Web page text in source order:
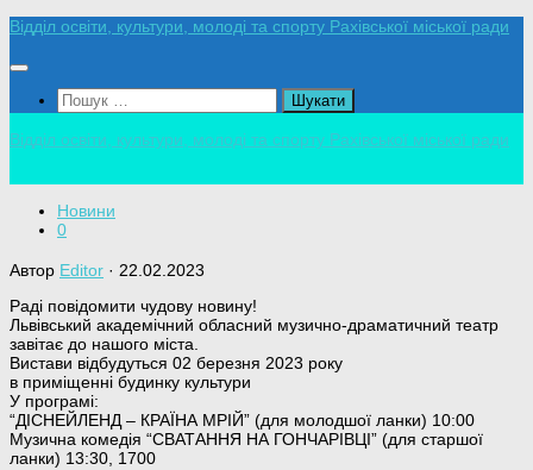
Skip
content
Відділ освіти, культури, молоді та спорту Рахівської міської ради
Пошук:
Відділ освіти, культури, молоді та спорту Рахівської міської ради
Новини
0
Автор Editor · 22.02.2023
Раді повідомити чудову новину!
Львівський академічний обласний музично-драматичний театр
завітає до нашого міста.
Вистави відбудуться 02 березня 2023 року
в приміщенні будинку культури
У програмі:
“ДІСНЕЙЛЕНД – КРАЇНА МРІЙ” (для молодшої ланки) 10:00
Музична комедія “СВАТАННЯ НА ГОНЧАРІВЦІ” (для старшої
ланки) 13:30, 1700